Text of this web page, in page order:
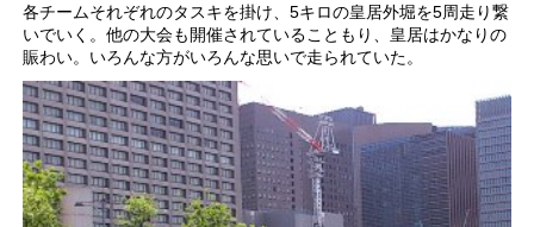
各チームそれぞれのタスキを掛け、5キロの皇居外堀を5周走り繋
いでいく。他の大会も開催されていることもり、皇居はかなりの
賑わい。いろんな方がいろんな思いで走られていた。